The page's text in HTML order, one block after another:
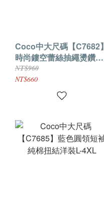
Coco中大尺碼【C7682】
時尚鏤空蕾絲抽繩燙鑽上
衣2色L-4XL
NT$960
NT$660